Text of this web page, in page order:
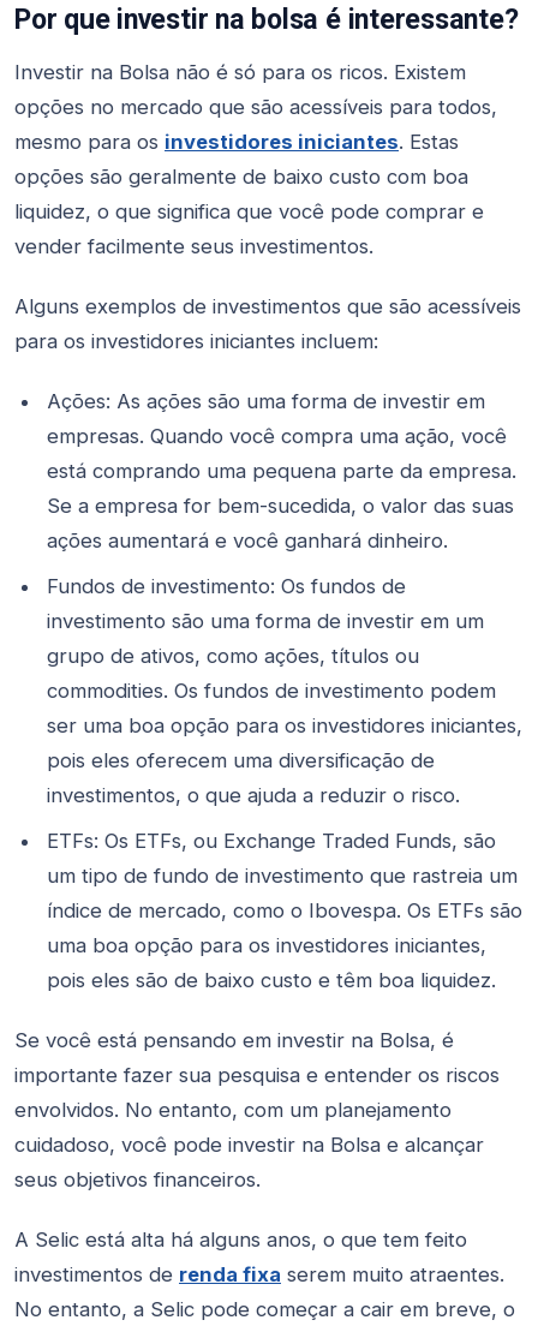
Por que investir na bolsa é interessante?
Investir na Bolsa não é só para os ricos. Existem
opções no mercado que são acessíveis para todos,
mesmo para os investidores iniciantes. Estas
opções são geralmente de baixo custo com boa
liquidez, o que significa que você pode comprar e
vender facilmente seus investimentos.
Alguns exemplos de investimentos que são acessíveis
para os investidores iniciantes incluem:
Ações: As ações são uma forma de investir em
empresas. Quando você compra uma ação, você
está comprando uma pequena parte da empresa.
Se a empresa for bem-sucedida, o valor das suas
ações aumentará e você ganhará dinheiro.
Fundos de investimento: Os fundos de
investimento são uma forma de investir em um
grupo de ativos, como ações, títulos ou
commodities. Os fundos de investimento podem
ser uma boa opção para os investidores iniciantes,
pois eles oferecem uma diversificação de
investimentos, o que ajuda a reduzir o risco.
ETFs: Os ETFs, ou Exchange Traded Funds, são
um tipo de fundo de investimento que rastreia um
índice de mercado, como o Ibovespa. Os ETFs são
uma boa opção para os investidores iniciantes,
pois eles são de baixo custo e têm boa liquidez.
Se você está pensando em investir na Bolsa, é
importante fazer sua pesquisa e entender os riscos
envolvidos. No entanto, com um planejamento
cuidadoso, você pode investir na Bolsa e alcançar
seus objetivos financeiros.
A Selic está alta há alguns anos, o que tem feito
investimentos de renda fixa serem muito atraentes.
No entanto, a Selic pode começar a cair em breve, o